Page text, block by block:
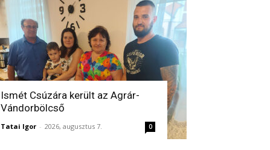
Ismét Csúzára került az Agrár-
Vándorbölcső
Tatai Igor - 2026, augusztus 7. 0